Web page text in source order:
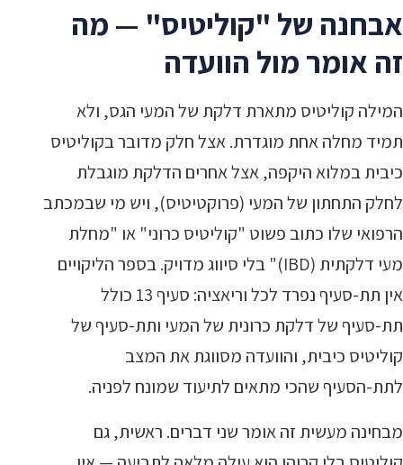
אבחנה של "קוליטיס" — מה
זה אומר מול הוועדה
המילה קוליטיס מתארת דלקת של המעי הגס, ולא
תמיד מחלה אחת מוגדרת. אצל חלק מדובר בקוליטיס
כיבית במלוא היקפה, אצל אחרים הדלקת מוגבלת
לחלק התחתון של המעי (פרוקטיטיס), ויש מי שבמכתב
הרפואי שלו כתוב פשוט "קוליטיס כרוני" או "מחלת
מעי דלקתית (IBD)" בלי סיווג מדויק. בספר הליקויים
אין תת-סעיף נפרד לכל וריאציה: סעיף 13 כולל
תת-סעיף של דלקת כרונית של המעי ותת-סעיף של
קוליטיס כיבית, והוועדה מסווגת את המצב
לתת-הסעיף שהכי מתאים לתיעוד שמונח לפניה.
מבחינה מעשית זה אומר שני דברים. ראשית, גם